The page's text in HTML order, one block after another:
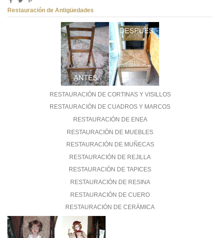
Restauración de Antigüedades
RESTAURACIÓN DE CORTINAS Y VISILLOS
RESTAURACIÓN DE CUADROS Y MARCOS
RESTAURACIÓN DE ENEA
RESTAURACIÓN DE MUEBLES
RESTAURACIÓN DE MUÑECAS
RESTAURACIÓN DE REJILLA
RESTAURACIÓN DE TAPICES
RESTAURACIÓN DE RESINA
RESTAURACIÓN DE CUERO
RESTAURACIÓN DE CERÁMICA